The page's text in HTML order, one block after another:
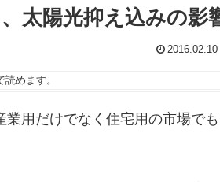
太陽光抑え込みの影
2016.02.10
読めます。
用だけでなく住宅用の市場で